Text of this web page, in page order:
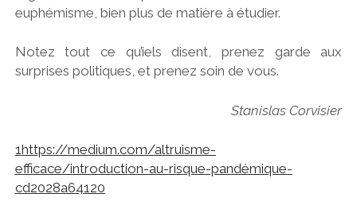
euphémisme, bien plus de matière à étudier.
Notez tout ce qu’iels disent, prenez garde aux
surprises politiques, et prenez soin de vous.
Stanislas Corvisier
1https://medium.com/altruisme-
efficace/introduction-au-risque-pandémique-
cd2028a64120